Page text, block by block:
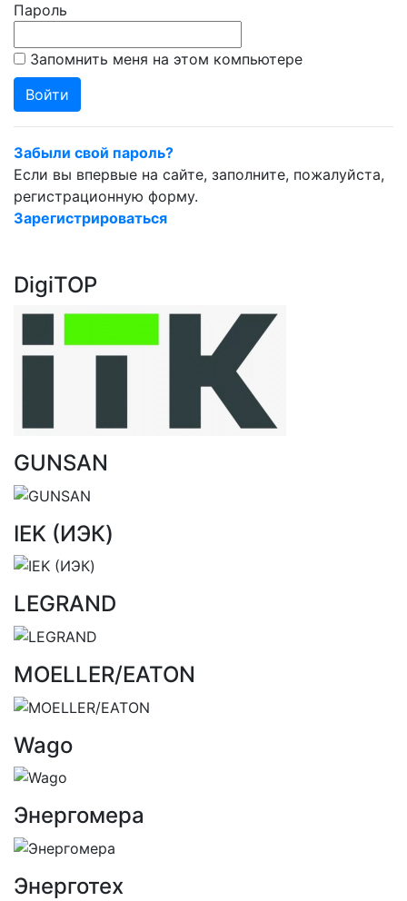
Пароль
Запомнить меня на этом компьютере
Забыли свой пароль?
Если вы впервые на сайте, заполните, пожалуйста,
регистрационную форму.
Зарегистрироваться
DigiTOP
GUNSAN
IEK (ИЭК)
LEGRAND
MOELLER/EATON
Wago
Энергомера
Энерготех